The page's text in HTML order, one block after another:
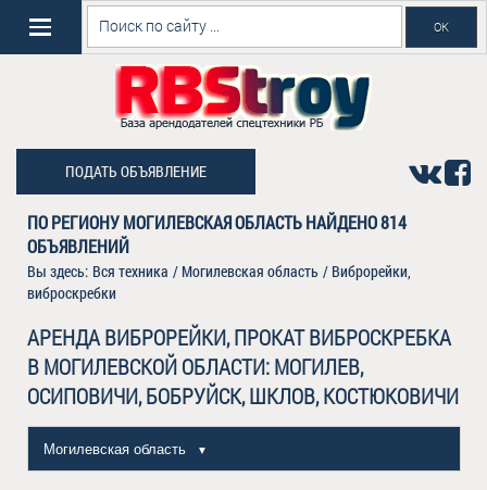
ПОДАТЬ ОБЪЯВЛЕНИЕ
ПО РЕГИОНУ МОГИЛЕВСКАЯ ОБЛАСТЬ НАЙДЕНО814
ОБЪЯВЛЕНИЙ
Вы здесь: Вся техника / Могилевская область / Виброрейки,
виброскребки
АРЕНДА ВИБРОРЕЙКИ, ПРОКАТ ВИБРОСКРЕБКА
В МОГИЛЕВСКОЙ ОБЛАСТИ: МОГИЛЕВ,
ОСИПОВИЧИ, БОБРУЙСК, ШКЛОВ, КОСТЮКОВИЧИ
Могилевская область ▼